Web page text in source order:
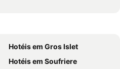
Hotéis em Gros Islet
Hotéis em Soufriere